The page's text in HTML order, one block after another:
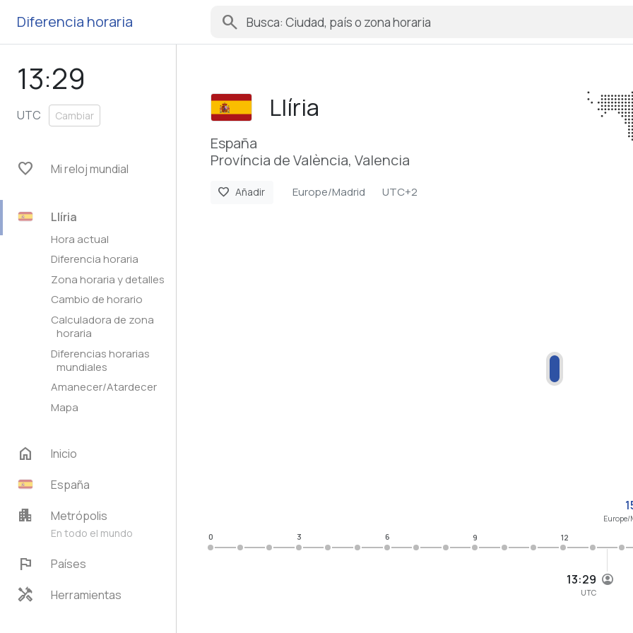
Diferencia horaria search
13:29
UTC Cambiar
favorite Mi reloj mundial
Llíria
Hora actual
Diferencia horaria
Zona horaria y detalles
Cambio de horario
Calculadora de zona
horaria
Diferencias horarias
mundiales
Amanecer/Atardecer
Mapa
home
Inicio
España
apartment Metrópolis
En todo el mundo
flag Países
handyman Herramientas
Llíria
España
Província de València, Valencia
favorite Añadir Europe/Madrid UTC+2
13:29
UTC
Europe/
0 3 6 9 12